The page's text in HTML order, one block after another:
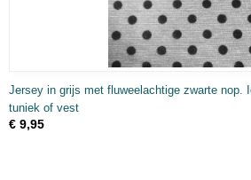
Jersey in grijs met fluweelachtige zwarte nop.
tuniek of vest
€ 9,95